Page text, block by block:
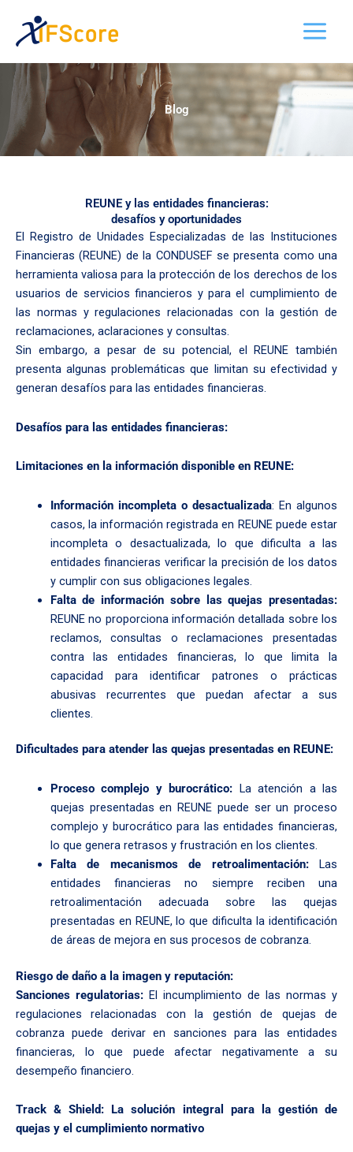
contenido
Blog
REUNE y las entidades financieras:
desafíos y oportunidades
El Registro de Unidades Especializadas de las Instituciones
Financieras (REUNE) de la CONDUSEF se presenta como una
herramienta valiosa para la protección de los derechos de los
usuarios de servicios financieros y para el cumplimiento de
las normas y regulaciones relacionadas con la gestión de
reclamaciones, aclaraciones y consultas.
Sin embargo, a pesar de su potencial, el REUNE también
presenta algunas problemáticas que limitan su efectividad y
generan desafíos para las entidades financieras.
Desafíos para las entidades financieras:
Limitaciones en la información disponible en REUNE:
Información incompleta o desactualizada: En algunos
casos, la información registrada en REUNE puede estar
incompleta o desactualizada, lo que dificulta a las
entidades financieras verificar la precisión de los datos
y cumplir con sus obligaciones legales.
Falta de información sobre las quejas presentadas:
REUNE no proporciona información detallada sobre los
reclamos, consultas o reclamaciones presentadas
contra las entidades financieras, lo que limita la
capacidad para identificar patrones o prácticas
abusivas recurrentes que puedan afectar a sus
clientes.
Dificultades para atender las quejas presentadas en REUNE:
Proceso complejo y burocrático: La atención a las
quejas presentadas en REUNE puede ser un proceso
complejo y burocrático para las entidades financieras,
lo que genera retrasos y frustración en los clientes.
Falta de mecanismos de retroalimentación:Las
entidades financieras no siempre reciben una
retroalimentación adecuada sobre las quejas
presentadas en REUNE, lo que dificulta la identificación
de áreas de mejora en sus procesos de cobranza.
Riesgo de daño a la imagen y reputación:
Sanciones regulatorias: El incumplimiento de las normas y
regulaciones relacionadas con la gestión de quejas de
cobranza puede derivar en sanciones para las entidades
financieras, lo que puede afectar negativamente a su
desempeño financiero.
Track & Shield: La solución integral para la gestión de
quejas y el cumplimiento normativo